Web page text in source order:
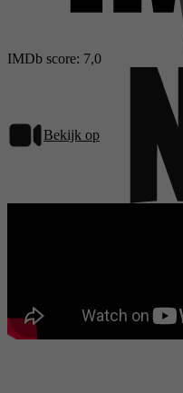
IMDb score: 7,0
Bekijk op